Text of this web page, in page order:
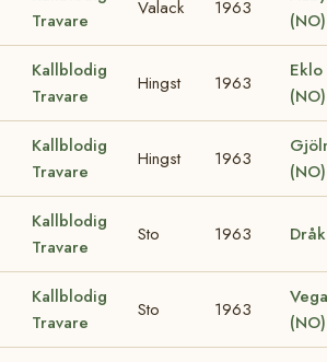
Travare
Valack 1963
(NO)
Kallblodig
Travare
Hingst 1963
Kallblodig
Travare
Hingst 1963
(NO)
Kallblodig
Travare
Sto 1963
Kallblodig
Travare
Sto 1963